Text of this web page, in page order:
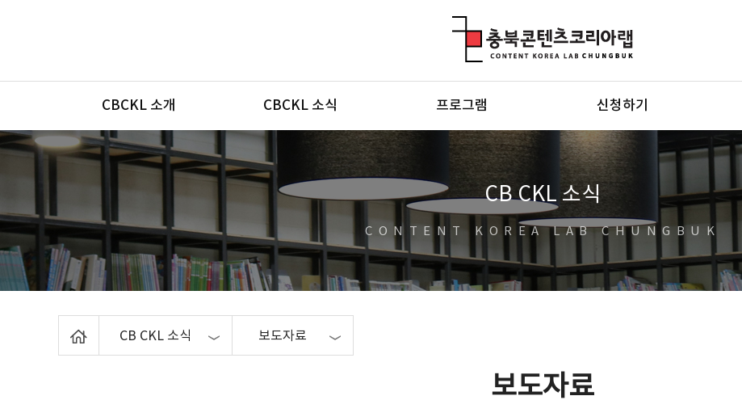
메뉴
CBCKL 소개 CBCKL 소식 프로그램 신청하기
CB CKL 소식
CONTENT KOREA LAB CHUNGBUK
CB CKL 소식 보도자료
보도자료